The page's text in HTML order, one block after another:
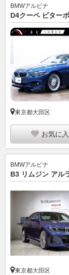
BMWアルピナ
D4クーペ ビター
東京都大田区
お気に
BMWアルピナ
B3 リムジン アル
東京都大田区